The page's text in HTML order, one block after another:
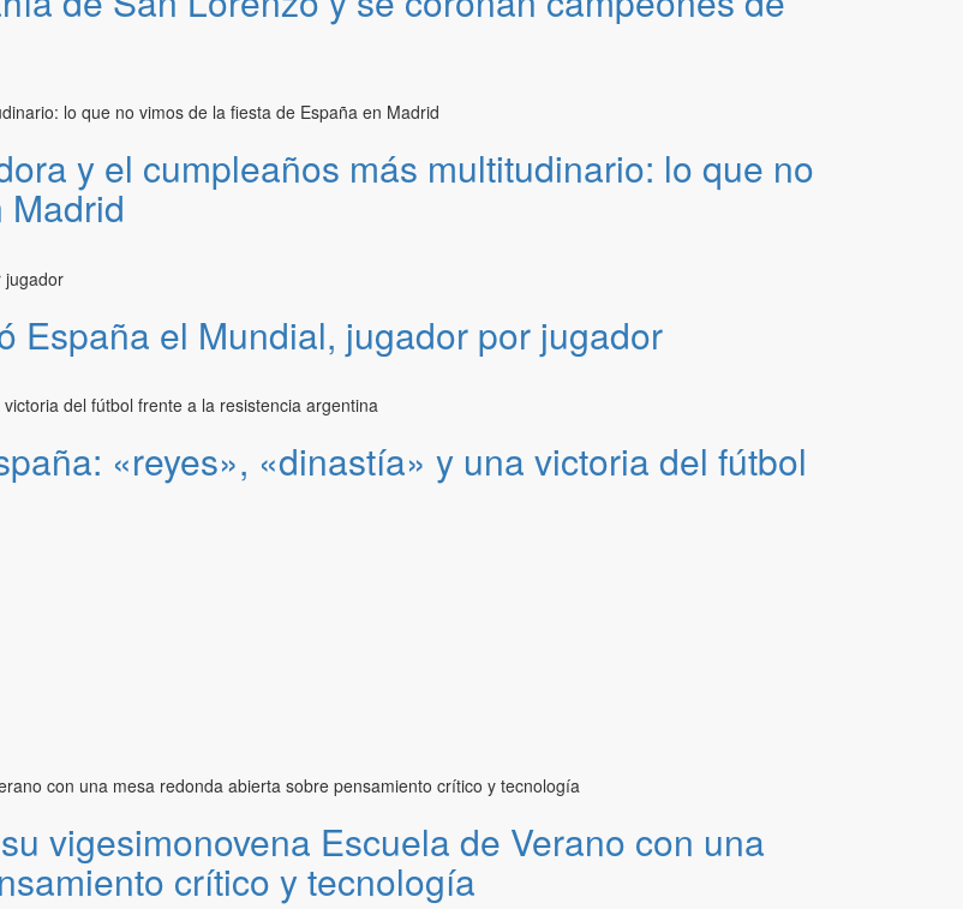
y el cumpleaños más multitudinario: lo que no
Madrid
España el Mundial, jugador por jugador
«reyes», «dinastía» y una victoria del fútbol
vigesimonovena Escuela de Verano con una
crítico y tecnología